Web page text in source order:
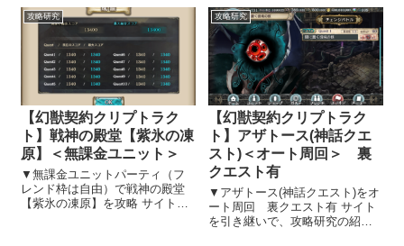
のサイトを引き継ぎ、攻略研究
の紹介を始めることにしまし
た。 効率的にアイテム・キャラ
クター取...
ることにしました。 効率的にア
イテム・キャラクター取得・レ
ベルアップする方法を中心に紹
介したいと...
攻略研究
【幻獣契約クリプトラク
ト】戦神の殿堂【紫氷の凍
原】＜無課金ユニット＞
▼無課金ユニットパーティ（フ
レンド枠は自由）で戦神の殿堂
【紫氷の凍原】を攻略 サイトを
攻略研究
【幻獣契約クリプトラク
ト】アザトース(神話クエ
スト)＜オート周回＞ 裏
クエスト有
▼アザトース(神話クエスト)をオ
ート周回 裏クエスト有 サイト
を引き継いで、攻略研究の紹介